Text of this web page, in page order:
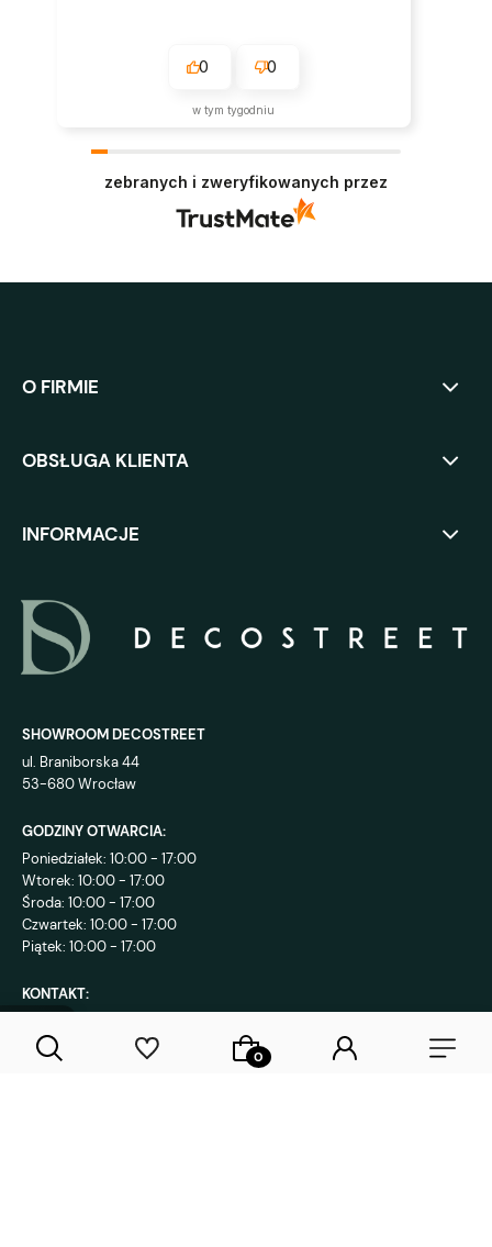
0 0
w tym tygodniu
zebranych i zweryfikowanych przez
O FIRMIE
OBSŁUGA KLIENTA
INFORMACJE
SHOWROOM DECOSTREET
ul. Braniborska 44
53-680 Wrocław
GODZINY OTWARCIA:
Poniedziałek: 10:00 - 17:00
Wtorek: 10:00 - 17:00
Środa: 10:00 - 17:00
Czwartek: 10:00 - 17:00
Piątek: 10:00 - 17:00
KONTAKT:
sklep@decostreet.pl
4.9